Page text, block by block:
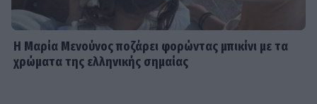
Η Μαρία Μενούνος ποζάρει φορώντας μπικίνι με τα
χρώματα της ελληνικής σημαίας